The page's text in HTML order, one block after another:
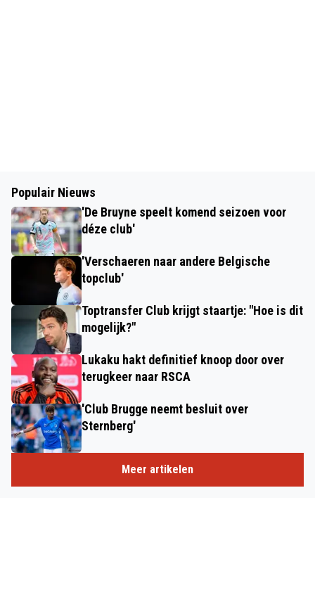
Populair Nieuws
'De Bruyne speelt komend seizoen voor
déze club'
'Verschaeren naar andere Belgische
topclub'
Toptransfer Club krijgt staartje: "Hoe is dit
mogelijk?"
Lukaku hakt definitief knoop door over
terugkeer naar RSCA
'Club Brugge neemt besluit over
Sternberg'
Meer artikelen